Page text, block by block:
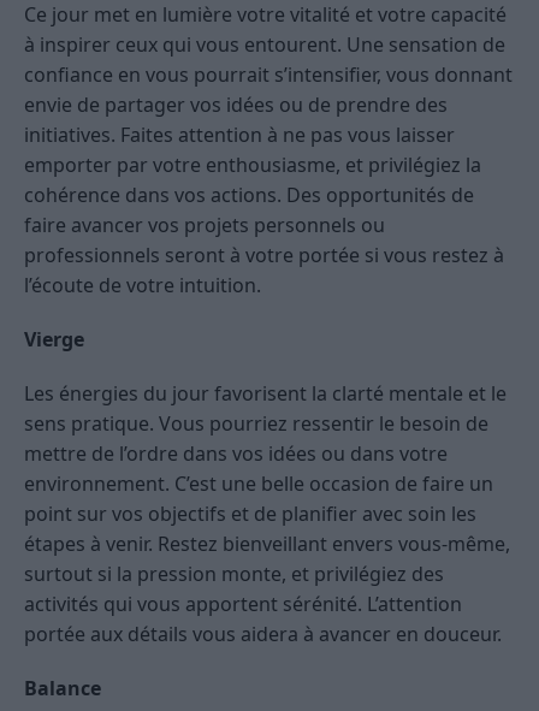
Ce jour met en lumière votre vitalité et votre capacité
à inspirer ceux qui vous entourent. Une sensation de
confiance en vous pourrait s’intensifier, vous donnant
envie de partager vos idées ou de prendre des
initiatives. Faites attention à ne pas vous laisser
emporter par votre enthousiasme, et privilégiez la
cohérence dans vos actions. Des opportunités de
faire avancer vos projets personnels ou
professionnels seront à votre portée si vous restez à
l’écoute de votre intuition.
Vierge
Les énergies du jour favorisent la clarté mentale et le
sens pratique. Vous pourriez ressentir le besoin de
mettre de l’ordre dans vos idées ou dans votre
environnement. C’est une belle occasion de faire un
point sur vos objectifs et de planifier avec soin les
étapes à venir. Restez bienveillant envers vous-même,
surtout si la pression monte, et privilégiez des
activités qui vous apportent sérénité. L’attention
portée aux détails vous aidera à avancer en douceur.
Balance